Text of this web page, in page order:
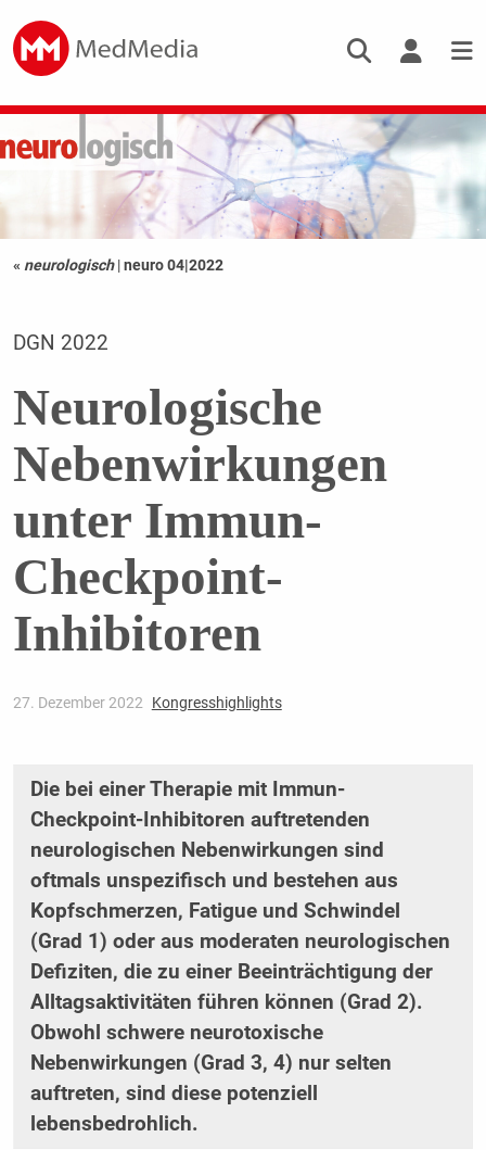
« neurologisch |neuro 04|2022
DGN 2022
Neurologische
Nebenwirkungen
unter Immun-
Checkpoint-
Inhibitoren
27. Dezember 2022 Kongresshighlights
Die bei einer Therapie mit Immun-
Checkpoint-Inhibitoren auftretenden
neurologischen Nebenwirkungen sind
oftmals unspezifisch und bestehen aus
Kopfschmerzen, Fatigue und Schwindel
(Grad 1) oder aus moderaten neurologischen
Defiziten, die zu einer Beeinträchtigung der
Alltagsaktivitäten führen können (Grad 2).
Obwohl schwere neurotoxische
Nebenwirkungen (Grad 3, 4) nur selten
auftreten, sind diese potenziell
lebensbedrohlich.